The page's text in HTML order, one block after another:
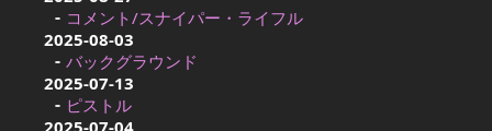
コメント/スナイパー・ライフル
2025-08-03
バックグラウンド
2025-07-13
ピストル
2025-07-04